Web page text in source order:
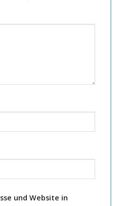
und Website in